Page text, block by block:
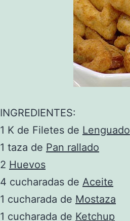
INGREDIENTES:
1 K de Filetes de Lenguado
1 taza de Pan rallado
2 Huevos
4 cucharadas de Aceite
1 cucharada de Mostaza
1 cucharada de Ketchup